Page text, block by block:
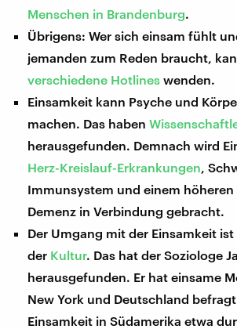
Menschen in Brandenburg.
Übrigens: Wer sich einsam fühlt
jemanden zum Reden braucht,
verschiedene Hotlines wenden.
Einsamkeit kann Psyche und
machen. Das haben
herausgefunden. Demnach wird
Herz-Kreislauf-Erkrankungen ,
Immunsystem und einem höheren
Demenz in Verbindung gebracht.
Der Umgang mit der Einsamkeit
der Kultur. Das hat der Soziologe
herausgefunden. Er hat einsame
New York und Deutschland
Einsamkeit in Südamerika etwa